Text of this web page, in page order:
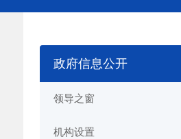
政府信息公开
领导之窗
机构设置